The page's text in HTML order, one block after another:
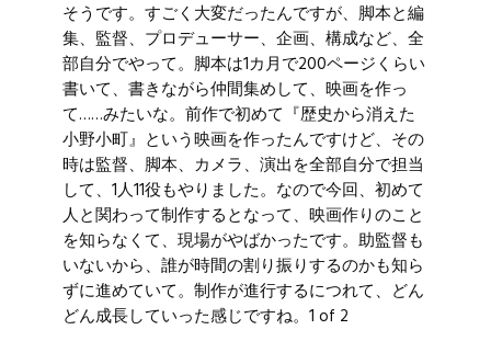
そうです。すごく大変だったんですが、脚本と編
集、監督、プロデューサー、企画、構成など、全
部自分でやって。脚本は1カ月で200ページくらい
書いて、書きながら仲間集めして、映画を作っ
て……みたいな。前作で初めて『歴史から消えた
小野小町』という映画を作ったんですけど、その
時は監督、脚本、カメラ、演出を全部自分で担当
して、1人11役もやりました。なので今回、初めて
人と関わって制作するとなって、映画作りのこと
を知らなくて、現場がやばかったです。助監督も
いないから、誰が時間の割り振りするのかも知ら
ずに進めていて。制作が進行するにつれて、どん
どん成長していった感じですね。1 of 2